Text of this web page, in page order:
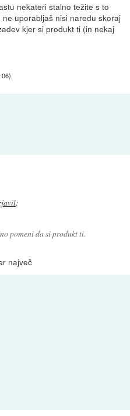
nekateri stalno težite s to
uporabljaš nisi naredu skoraj
kjer si produkt ti (in nekaj
)
:
pomeni da si produkt ti.
največ